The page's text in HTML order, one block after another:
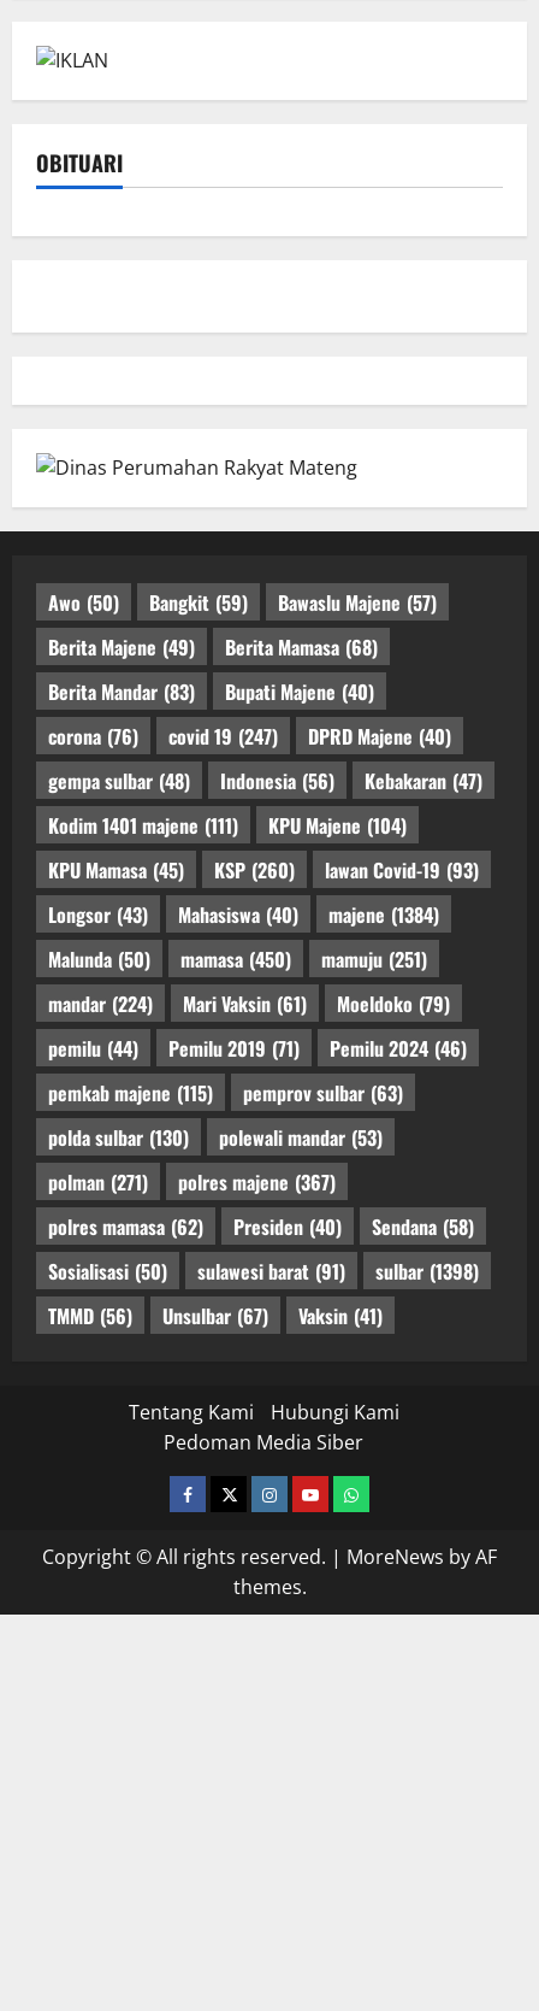
OBITUARI
Awo (50) Bangkit (59) Bawaslu Majene (57)
Berita Majene (49) Berita Mamasa (68)
Berita Mandar (83) Bupati Majene (40)
corona (76) covid 19 (247) DPRD Majene (40)
gempa sulbar (48) Indonesia (56) Kebakaran (47)
Kodim 1401 majene (111) KPU Majene (104)
KPU Mamasa (45) KSP (260) lawan Covid-19 (93)
Longsor (43) Mahasiswa (40) majene (1384)
Malunda (50) mamasa (450) mamuju (251)
mandar (224) Mari Vaksin (61) Moeldoko (79)
pemilu (44) Pemilu 2019 (71) Pemilu 2024 (46)
pemkab majene (115) pemprov sulbar (63)
polda sulbar (130) polewali mandar (53)
polman (271) polres majene (367)
polres mamasa (62) Presiden (40) Sendana (58)
Sosialisasi (50) sulawesi barat (91) sulbar (1398)
TMMD (56) Unsulbar (67) Vaksin (41)
Tentang Kami
Hubungi Kami
Pedoman Media Siber
facebooktwitterinstagram.com
youtubewhatsapp
Copyright © All rights reserved. | MoreNews by AF
themes.